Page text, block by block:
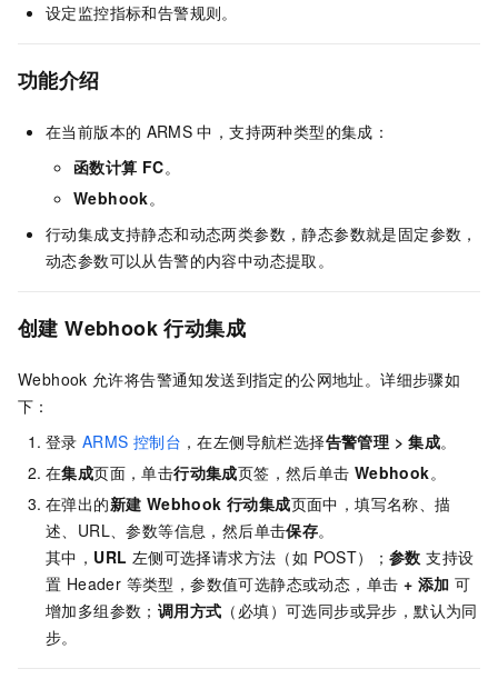
设定监控指标和告警规则。
功能介绍
在当前版本的 ARMS 中，支持两种类型的集成：
函数计算 FC。
Webhook。
行动集成支持静态和动态两类参数，静态参数就是固定参数，
动态参数可以从告警的内容中动态提取。
创建 Webhook 行动集成
Webhook 允许将告警通知发送到指定的公网地址。详细步骤如
下：
登录 ARMS 控制台 ，在左侧导航栏选择告警管理 >集成。
在集成页面，单击行动集成页签，然后单击 Webhook。
在弹出的新建 Webhook 行动集成页面中，填写名称、描
述、URL、参数等信息，然后单击保存。
其中， URL 左侧可选择请求方法（如 POST）；参数 支持设
置 Header 等类型，参数值可选静态或动态，单击 + 添加 可
增加多组参数； 调用方式 （必填）可选同步或异步，默认为同
步。